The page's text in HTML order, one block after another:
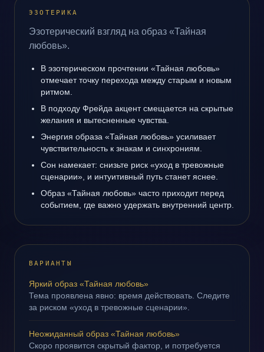
ЭЗОТЕРИКА
Эзотерический взгляд на образ «Тайная
любовь».
В эзотерическом прочтении «Тайная любовь»
отмечает точку перехода между старым и новым
ритмом.
В подходу Фрейда акцент смещается на скрытые
желания и вытесненные чувства.
Энергия образа «Тайная любовь» усиливает
чувствительность к знакам и синхрониям.
Сон намекает: снизьте риск «уход в тревожные
сценарии», и интуитивный путь станет яснее.
Образ «Тайная любовь» часто приходит перед
событием, где важно удержать внутренний центр.
ВАРИАНТЫ
Яркий образ «Тайная любовь»
Тема проявлена явно: время действовать. Следите
за риском «уход в тревожные сценарии».
Неожиданный образ «Тайная любовь»
Скоро проявится скрытый фактор, и потребуется